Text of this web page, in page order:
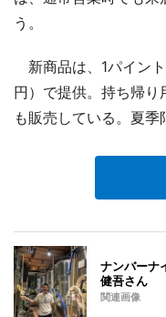
う。
新商品は、1パイン
円）で提供。持ち帰り
も販売している。夏季
ナンバーナ
健吾さん
関連画像